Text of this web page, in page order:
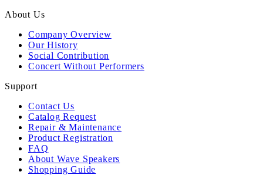
About Us
Company Overview
Our History
Social Contribution
Concert Without Performers
Support
Contact Us
Catalog Request
Repair & Maintenance
Product Registration
FAQ
About Wave Speakers
Shopping Guide